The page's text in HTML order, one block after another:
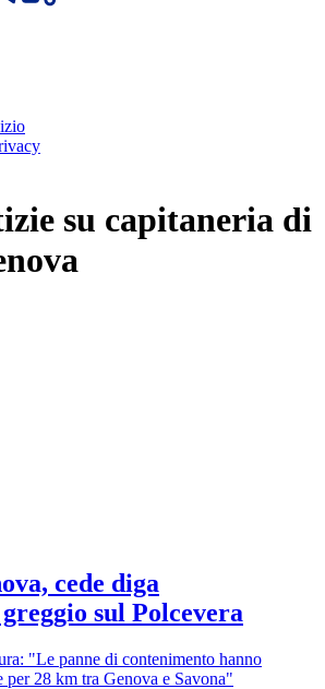
su capitaneria di
cede diga
sul Polcevera
"Le panne di contenimento hanno
28 km tra Genova e Savona"